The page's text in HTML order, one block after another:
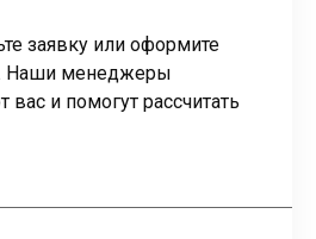
заявку или оформите
Наши менеджеры
вас и помогут рассчитать